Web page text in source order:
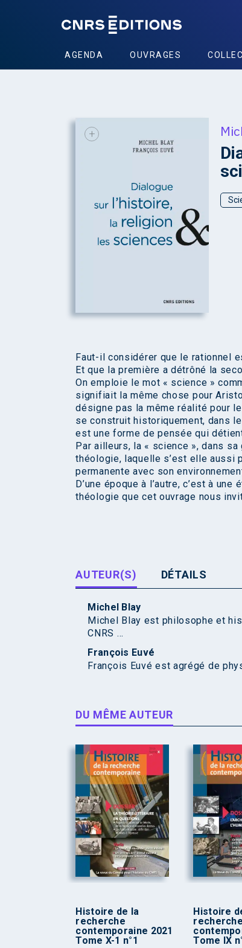
AGENDA OUVRAGES
+
Faut-il considérer que le rationnel
Et que la première a détrôné la
On emploie le mot « science »
signifiait la même chose pour
désigne pas la même réalité pour
se construit historiquement, dans
est une forme de pensée qui
Par ailleurs, la « science », dans
théologie, laquelle s’est elle aussi
permanente avec son
D’une époque à l’autre, c’est à
théologie que cet ouvrage nous
AUTEUR(S) DÉTAILS
Michel Blay
Michel Blay est philosophe et
CNRS ...
François Euvé
François Euvé est agrégé de
DU MÊME AUTEUR
Histoire de la
recherche
contemporaine 2021
Tome X-1 n°1
Histoire
recherche
Tome IX